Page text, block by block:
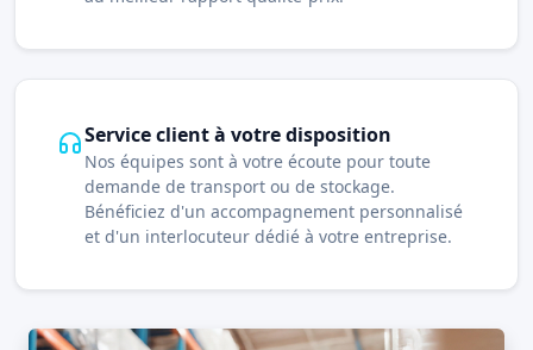
Service client à votre disposition
Nos équipes sont à votre écoute pour toute
demande de transport ou de stockage.
Bénéficiez d'un accompagnement personnalisé
et d'un interlocuteur dédié à votre entreprise.